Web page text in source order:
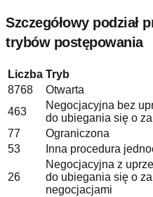
Szczegółowy podział
trybów postępowania
Liczba Tryb
8768
Otwarta
463
Negocjacyjna bez
do ubiegania się o
77
Ograniczona
53
Inna procedura
26
Negocjacyjna z
do ubiegania się o
negocjacjami